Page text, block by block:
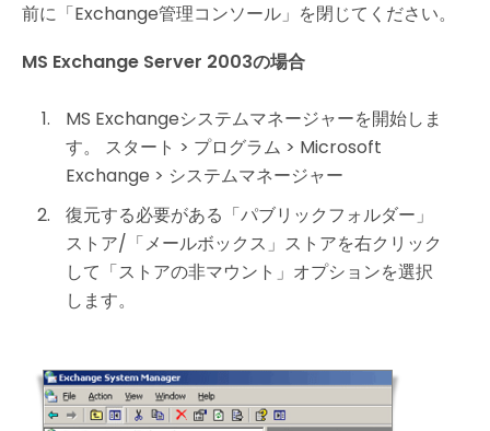
前に「Exchange管理コンソール」を閉じてください。
MS Exchange Server 2003の場合
MS Exchangeシステムマネージャーを開始しま
す。 スタート > プログラム > Microsoft
Exchange > システムマネージャー
復元する必要がある「パブリックフォルダー」
ストア/「メールボックス」ストアを右クリック
して「ストアの非マウント」オプションを選択
します。